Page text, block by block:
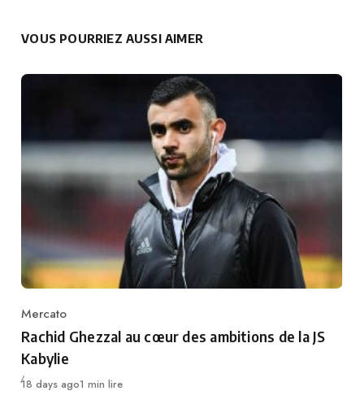
VOUS POURRIEZ AUSSI AIMER
Category
Mercato
Rachid Ghezzal au cœur des ambitions de la JS
Kabylie
Publié
18 days ago1 min lire